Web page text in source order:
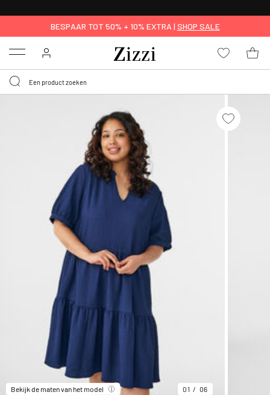
BESPAAR TOT 50% + 10% EXTRA | SHOP SALE
Menu
Bekijk de maten van het model 01 06